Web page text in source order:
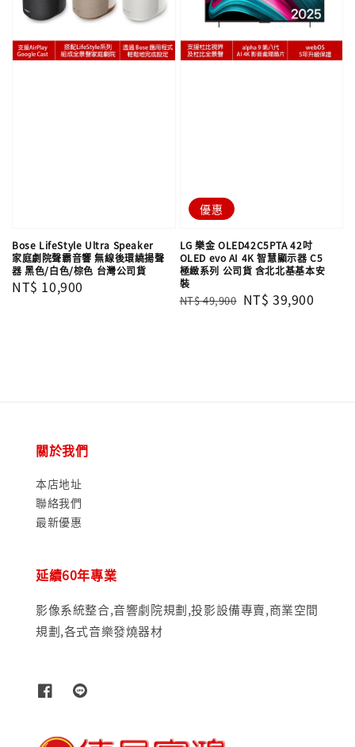
Bose LifeStyle Ultra Speaker
家庭劇院聲霸音響 無線後環繞揚聲
器 黑色/白色/棕色 台灣公司貨
Regular
NT$ 10,900
優惠
LG 樂金 OLED42C5PTA 42吋
OLED evo AI 4K 智慧顯示器 C5
極緻系列 公司貨 含北北基基本安
裝
Regular
NT$ 49,900 Sale
NT$ 39,900
關於我們
本店地址
聯絡我們
最新優惠
延續60年專業
影像系統整合,音響劇院規劃,投影設備專賣,商業空間
規劃,各式音樂發燒器材